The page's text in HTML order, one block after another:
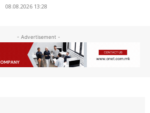
08.08.2026 13:28
- Advertisement -